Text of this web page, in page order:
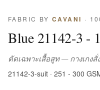
FABRIC BY CAVANI ·
Blue 21142-3 -
ตัดเฉพาะเสื้อสูท — กางเกง
21142-3-suit · 251 - 300